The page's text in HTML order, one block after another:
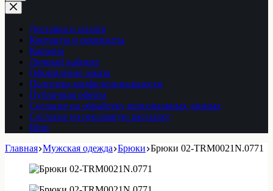
Ничего
не
найденоДоставка и оплата
Контакты и реквизиты
Корзина
Личный кабинет
Оформление заказа
Политика конфиденциальности
Публичная оферта
Согласие на обработку персональных данных
Согласие на рекламную рассылку
Шоп
Главная Мужская одежда Брюки Брюки 02-TRM0021N.0771